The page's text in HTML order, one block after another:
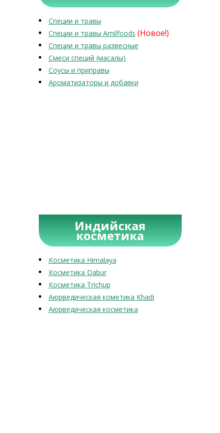
Специи и травы
Специи и травы Amilfoods (Новое!)
Специи и травы развесные
Смеси специй (масалы)
Соусы и приправы
Ароматизаторы и добавки
Индийская
косметика
Косметика Himalaya
Косметика Dabur
Косметика Trichup
Аюрведическая кометика Khadi
Аюрведическая косметика